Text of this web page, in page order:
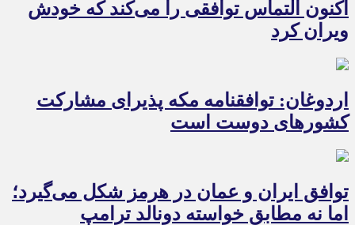
اکنون التماس توافقی را می‌کند که خودش
ویران کرد
اردوغان: توافقنامه مکه پذیرای مشارکت
کشورهای دوست است
توافق ایران و عمان در هرمز شکل می‌گیرد؛
اما نه مطابق خواسته دونالد ترامپ